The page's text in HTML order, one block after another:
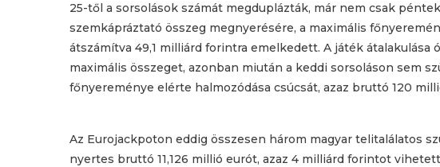
25-től a sorsolások számát megduplázták, már nem csak
szemkápráztató összeg megnyerésére, a maximális
átszámítva 49,1 milliárd forintra emelkedett. A játék
maximális összeget, azonban miután a keddi sorsoláson sem
főnyereménye elérte halmozódása csúcsát, azaz bruttó 120
Az Eurojackpoton eddig összesen három magyar telitalálatos
nyertes bruttó 11,126 millió eurót, azaz 4 milliárd forintot